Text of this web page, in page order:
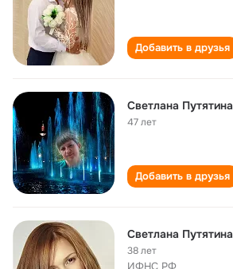
Добавить в друзья
Светлана Путятина
47 лет
Добавить в друзья
Светлана Путятина
38 лет
ИФНС РФ